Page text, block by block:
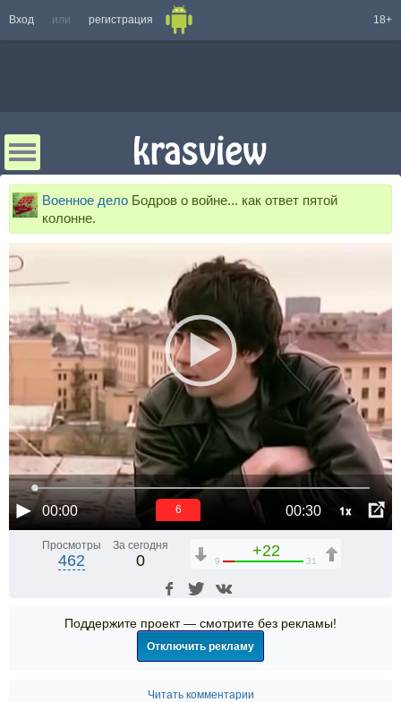
Вход или регистрация 18+
Военное дело Бодров о войне... как ответ пятой
колонне.
00:00 00:30 1x
6
Просмотры
462
За сегодня
0
+22
9 31
Поддержите проект — смотрите без рекламы!
Отключить рекламу
Читать комментарии